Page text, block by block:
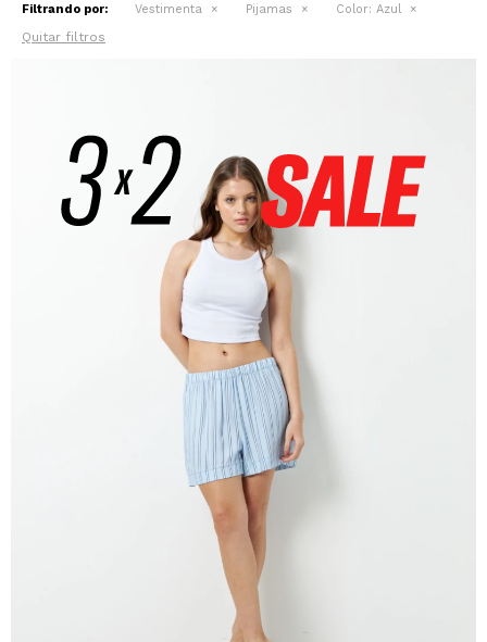
Filtrando por: Vestimenta Pijamas Color: Azul
Quitar filtros